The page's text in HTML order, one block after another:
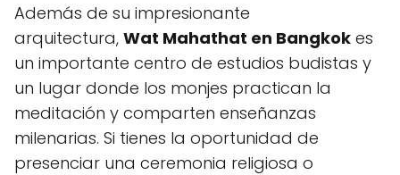
Además de su impresionante
arquitectura, Wat Mahathat en Bangkok es
un importante centro de estudios budistas y
un lugar donde los monjes practican la
meditación y comparten enseñanzas
milenarias. Si tienes la oportunidad de
presenciar una ceremonia religiosa o